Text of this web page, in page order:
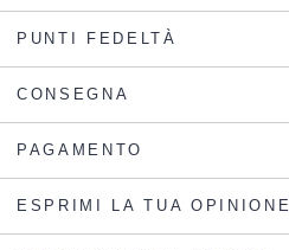
PUNTI FEDELTÀ
CONSEGNA
PAGAMENTO
ESPRIMI LA TUA OPINIONE